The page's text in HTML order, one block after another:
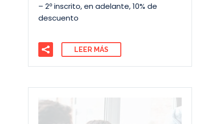
– 2º inscrito, en adelante, 10% de
descuento
LEER MÁS